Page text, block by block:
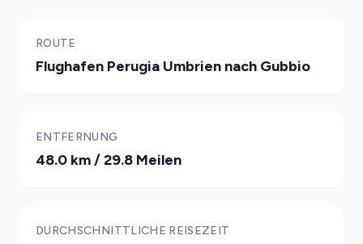
ROUTE
Flughafen Perugia Umbrien nach Gubbio
ENTFERNUNG
48.0 km / 29.8 Meilen
DURCHSCHNITTLICHE REISEZEIT